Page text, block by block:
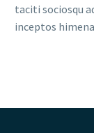
taciti sociosqu
inceptos